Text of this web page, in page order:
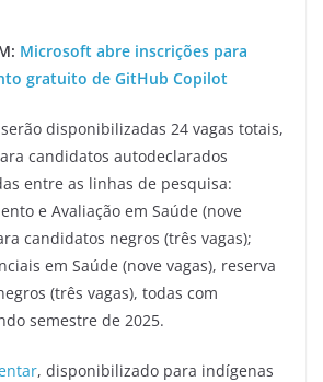
Microsoft abre inscrições para
gratuito de GitHub Copilot
serão disponibilizadas 24 vagas totais,
candidatos autodeclarados
entre as linhas de pesquisa:
e Avaliação em Saúde (nove
candidatos negros (três vagas);
em Saúde (nove vagas), reserva
(três vagas), todas com
semestre de 2025.
, disponibilizado para indígenas